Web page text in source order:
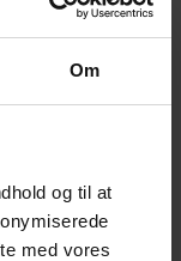
Om
og til at
med vores